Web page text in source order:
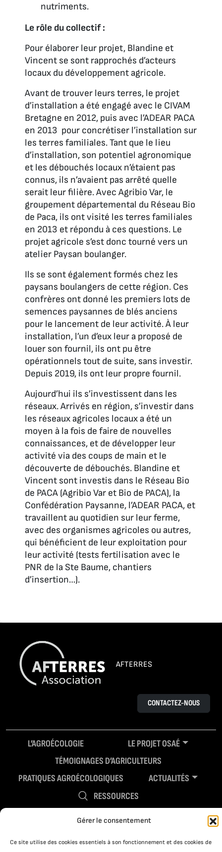
Gérer le consentement
Ce site utilise des cookies essentiels à son fonctionnement et des cookies de
nutriments.
Le rôle du collectif :
Pour élaborer leur projet, Blandine et
Vincent se sont rapprochés d’acteurs
locaux du développement agricole.
Avant de trouver leurs terres, le projet
d’installation a été engagé avec le CIVAM
Bretagne en 2012, puis avec l’ADEAR PACA
en 2013 pour concrétiser l’installation sur
les terres familiales. Tant que le lieu
d’installation, son potentiel agronomique
et les débouchés locaux n’étaient pas
connus, ils n’avaient pas arrêté quelle
serait leur filière. Avec Agribio Var, le
groupement départemental du Réseau Bio
de Paca, ils ont visité les terres familiales
en 2013 et répondu à ces questions. Le
projet agricole s’est donc tourné vers un
atelier Paysan boulanger.
Ils se sont également formés chez les
paysans boulangers de cette région. Ces
confrères ont donné les premiers lots de
semences paysannes de blés anciens
pour le lancement de leur activité. À leur
installation, l’un d’eux leur a proposé de
louer son fournil, ils ont pu être
opérationnels tout de suite, sans investir.
Depuis 2019, ils ont leur propre fournil.
Aujourd’hui ils s’investissent dans les
réseaux. Arrivés en région, s’investir dans
les réseaux agricoles locaux a été un
moyen à la fois de faire de nouvelles
connaissances, et de développer leur
activité via des coups de main et le
découverte de débouchés. Blandine et
Vincent sont investis dans le Réseau Bio
de PACA (Agribio Var et Bio de PACA), la
Confédération Paysanne, l’ADEAR PACA, et
travaillent au quotidien sur leur ferme,
avec des organismes agricoles ou autres,
qui bénéficient de leur exploitation pour
leur activité (tests fertilisation avec le
PNR de la Ste Baume, chantiers
d’insertion…).
AFTERRES
CONTACTEZ-NOUS
L’AGROÉCOLOGIE
LE PROJET OSAÉ
TÉMOIGNAGES D’AGRICULTEURS
PRATIQUES AGROÉCOLOGIQUES
ACTUALITÉS
RESSOURCES